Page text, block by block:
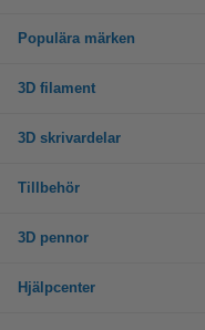
Populära märken
3D filament
3D skrivardelar
Tillbehör
3D pennor
Hjälpcenter